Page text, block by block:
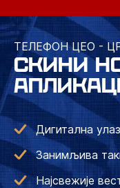
ТЕЛЕФОН ЦЕО -
СКИНИ
Дигитална
Занимљива
Најсвежије